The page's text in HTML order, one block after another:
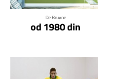
De Bruyne
od 1980 din